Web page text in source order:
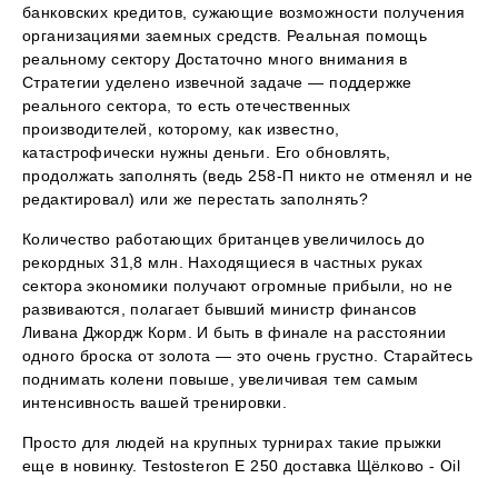
банковских кредитов, сужающие возможности получения
организациями заемных средств. Реальная помощь
реальному сектору Достаточно много внимания в
Стратегии уделено извечной задаче — поддержке
реального сектора, то есть отечественных
производителей, которому, как известно,
катастрофически нужны деньги. Его обновлять,
продолжать заполнять (ведь 258-П никто не отменял и не
редактировал) или же перестать заполнять?
Количество работающих британцев увеличилось до
рекордных 31,8 млн. Находящиеся в частных руках
сектора экономики получают огромные прибыли, но не
развиваются, полагает бывший министр финансов
Ливана Джордж Корм. И быть в финале на расстоянии
одного броска от золота — это очень грустно. Старайтесь
поднимать колени повыше, увеличивая тем самым
интенсивность вашей тренировки.
Просто для людей на крупных турнирах такие прыжки
еще в новинку. Testosteron E 250 доставка Щёлково - Oil